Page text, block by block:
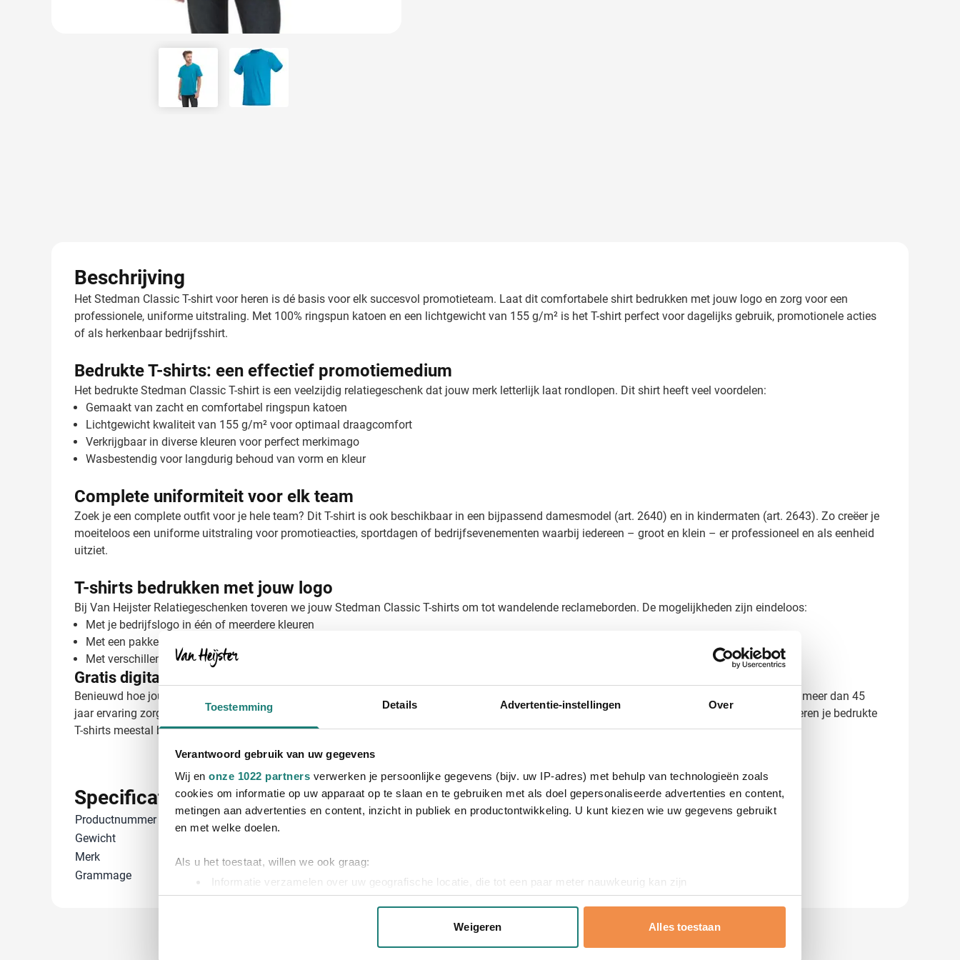
Toestemming Details Advertentie-instellingen Over
Verantwoord gebruik van uw gegevens
Wij en onze 1022 partners verwerken je persoonlijke gegevens (bijv. uw IP-adres) met behulp van technologieën zoals
cookies om informatie op uw apparaat op te slaan en te gebruiken met als doel gepersonaliseerde advertenties en content,
metingen aan advertenties en content, inzicht in publiek en productontwikkeling. U kunt kiezen wie uw gegevens gebruikt
en met welke doelen.
Als u het toestaat, willen we ook graag:
Informatie verzamelen over uw geografische locatie, die tot een paar meter nauwkeurig kan zijn
Uw apparaat identificeren door het actief te scannen op specifieke eigenschappen (fingerprinting)
toestemming op elk moment wijzigen of intrekken in de Cookieverklaring.
Weigeren Alles toestaan
View larger imageView larger image
Beschrijving
Het Stedman Classic T-shirt voor heren is dé basis voor elk succesvol promotieteam. Laat dit comfortabele shirt bedrukken met jouw logo en zorg voor een
professionele, uniforme uitstraling. Met 100% ringspun katoen en een lichtgewicht van 155 g/m² is het T-shirt perfect voor dagelijks gebruik, promotionele acties
of als herkenbaar bedrijfsshirt.
Bedrukte T-shirts: een effectief promotiemedium
Het bedrukte Stedman Classic T-shirt is een veelzijdig relatiegeschenk dat jouw merk letterlijk laat rondlopen. Dit shirt heeft veel voordelen:
Gemaakt van zacht en comfortabel ringspun katoen
Lichtgewicht kwaliteit van 155 g/m² voor optimaal draagcomfort
Verkrijgbaar in diverse kleuren voor perfect merkimago
Wasbestendig voor langdurig behoud van vorm en kleur
Complete uniformiteit voor elk team
Zoek je een complete outfit voor je hele team? Dit T-shirt is ook beschikbaar in een bijpassend damesmodel (art. 2640) en in kindermaten (art. 2643). Zo creëer je
moeiteloos een uniforme uitstraling voor promotieacties, sportdagen of bedrijfsevenementen waarbij iedereen – groot en klein – er professioneel en als eenheid
uitziet.
T-shirts bedrukken met jouw logo
Bij Van Heijster Relatiegeschenken toveren we jouw Stedman Classic T-shirts om tot wandelende reclameborden. De mogelijkheden zijn eindeloos:
Met je bedrijfslogo in één of meerdere kleuren
Met een pakkende slogan of tekst
Met verschillende namen voor ieder teamlid
Gratis digitaal voorbeeld van je bedrukte T-shirt
Benieuwd hoe jouw ontwerp eruitziet op het Stedman Classic T-shirt? Vraag vrijblijvend een digitaal voorbeeld aan en zie direct het resultaat. Met meer dan 45
jaar ervaring zorgen wij voor een perfect bedrukt T-shirt dat voldoet aan jouw verwachtingen. Neem contact op voor een offerte op maat – we leveren je bedrukte
T-shirts meestal binnen 5-10 werkdagen na goedkeuring van je ontwerp.
Specificaties
Productnummer
Gewicht
Merk
Stedman
Grammage
150 gr/m²